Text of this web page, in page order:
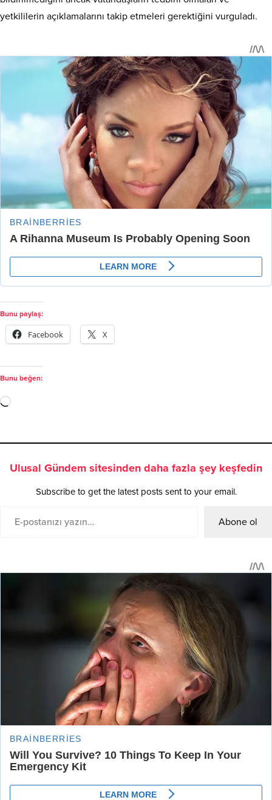
yetkililerin açıklamalarını takip etmeleri gerektiğini vurguladı.
Bunu paylaş:
Facebook X
Bunu beğen:
Ulusal Gündem sitesinden daha fazla şey keşfedin
Subscribe to get the latest posts sent to your email.
Abone ol